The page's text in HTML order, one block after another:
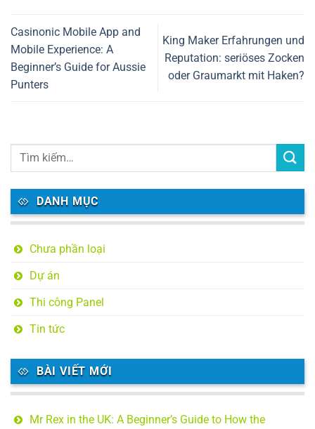
Casinonic Mobile App and
Mobile Experience: A
Beginner’s Guide for Aussie
Punters
King Maker Erfahrungen und
Reputation: seriöses Zocken
oder Graumarkt mit Haken?
DANH MỤC
Chưa phần loại
Dự án
Thi công Panel
Tin tức
BÀI VIẾT MỚI
Mr Rex in the UK: A Beginner’s Guide to How the